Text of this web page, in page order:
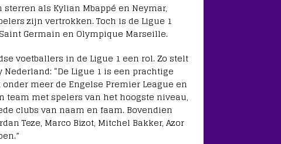
als Kylian Mbappé en Neymar,
zijn vertrokken. Toch is de Ligue 1
Germain en Olympique Marseille.
voetballers in de Ligue 1 een rol. Zo stelt
“De Ligue 1 is een prachtige
meer de Engelse Premier League en
team met spelers van het hoogste niveau,
clubs van naam en faam. Bovendien
Teze, Marco Bizot, Mitchel Bakker, Azor